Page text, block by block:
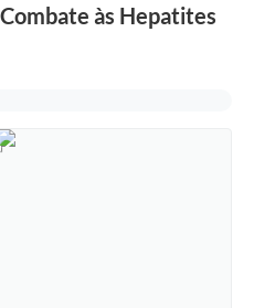
às Hepatites